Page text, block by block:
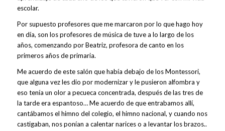
escolar.
Por supuesto profesores que me marcaron por lo que hago hoy
en día, son los profesores de música de tuve a lo largo de los
años, comenzando por Beatriz, profesora de canto en los
primeros años de primaria.
Me acuerdo de este salón que había debajo de los Montessori,
que alguna vez les dio por modernizar y le pusieron alfombra y
eso tenía un olor a pecueca concentrada, después de las tres de
la tarde era espantoso… Me acuerdo de que entrabamos allí,
cantábamos el himno del colegio, el himno nacional, y cuando nos
castigaban, nos ponían a calentar narices o a levantar los brazos..